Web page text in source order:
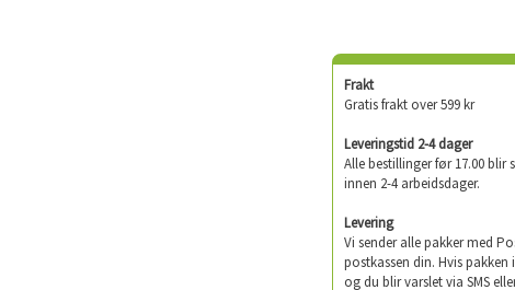
Frakt
Gratis frakt over 599 kr
Leveringstid 2-4 dager
Alle bestillinger før 17.00 blir
innen 2-4 arbeidsdager.
Levering
Vi sender alle pakker med
postkassen din. Hvis
og du blir varslet via SMS